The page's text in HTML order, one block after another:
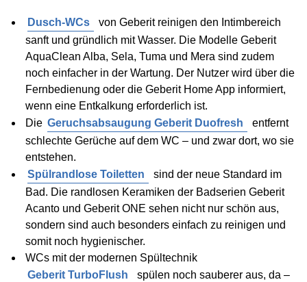
Dusch-WCs
von Geberit reinigen den Intimbereich
sanft und gründlich mit Wasser. Die Modelle Geberit
AquaClean Alba, Sela, Tuma und Mera sind zudem
noch einfacher in der Wartung. Der Nutzer wird über die
Fernbedienung oder die Geberit Home App informiert,
wenn eine Entkalkung erforderlich ist.
Die Geruchsabsaugung Geberit Duofresh
entfernt
schlechte Gerüche auf dem WC – und zwar dort, wo sie
entstehen.
Spülrandlose Toiletten
sind der neue Standard im
Bad. Die randlosen Keramiken der Badserien Geberit
Acanto und Geberit ONE sehen nicht nur schön aus,
sondern sind auch besonders einfach zu reinigen und
somit noch hygienischer.
WCs mit der modernen Spültechnik
Geberit TurboFlush
spülen noch sauberer aus, da –